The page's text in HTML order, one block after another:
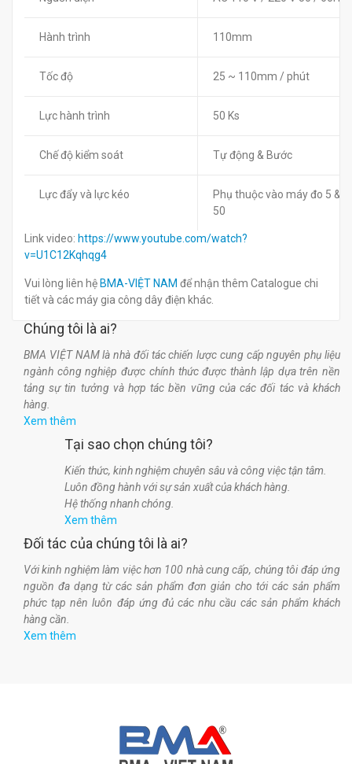
Hành trình 110mm
Tốc độ 25 ~ 110mm / phút
Lực hành trình 50 Ks
Chế độ kiểm soát Tự động & Bước
Lực đẩy và lực kéo
Phụ thuộc vào máy đo 5 &
50
Link video: https://www.youtube.com/watch?
v=U1C12Kqhqg4
Vui lòng liên hệ BMA-VIỆT NAM để nhận thêm Catalogue chi
tiết và các máy gia công dây điện khác.
Chúng tôi là ai?
BMA VIỆT NAM là nhà đối tác chiến lược cung cấp nguyên phụ liệu
ngành công nghiệp được chính thức được thành lập dựa trên nền
tảng sự tin tưởng và hợp tác bền vững của các đối tác và khách
hàng.
Xem thêm
Tại sao chọn chúng tôi?
Kiến thức, kinh nghiệm chuyên sâu và công việc tận tâm.
Luôn đồng hành với sự sản xuất của khách hàng.
Hệ thống nhanh chóng.
Xem thêm
Đối tác của chúng tôi là ai?
Với kinh nghiệm làm việc hơn 100 nhà cung cấp, chúng tôi đáp ứng
nguồn đa dạng từ các sản phẩm đơn giản cho tới các sản phẩm
phức tạp nên luôn đáp ứng đủ các nhu cầu các sản phẩm khách
hàng cần.
Xem thêm